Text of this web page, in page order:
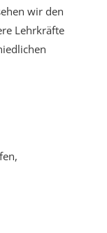
wir den
Lehrkräfte